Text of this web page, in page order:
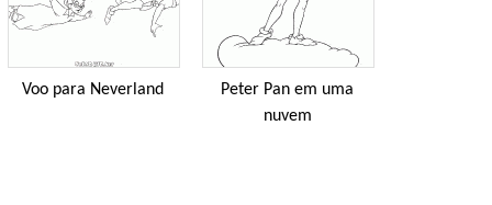
Voo para Neverland
Peter Pan em uma
nuvem